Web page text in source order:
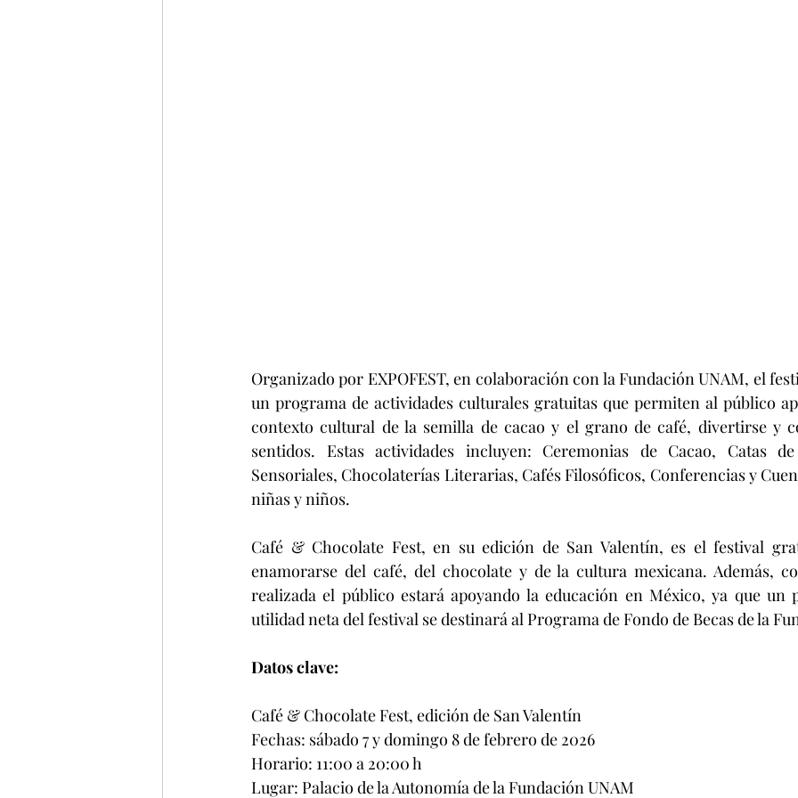
Organizado por EXPOFEST, en colaboración con la Fundación UNAM, el
un programa de actividades culturales gratuitas que permiten al público
contexto cultural de la semilla de cacao y el grano de café, divertirse y
sentidos. Estas actividades incluyen: Ceremonias de Cacao, Catas
Sensoriales, Chocolaterías Literarias, Cafés Filosóficos, Conferencias y
niñas y niños.
Café & Chocolate Fest, en su edición de San Valentín, es el festival
enamorarse del café, del chocolate y de la cultura mexicana. Además,
realizada el público estará apoyando la educación en México, ya que un
utilidad neta del festival se destinará al Programa de Fondo de Becas de la
Datos clave:
Café & Chocolate Fest, edición de San Valentín
Fechas: sábado 7 y domingo 8 de febrero de 2026
Horario: 11:00 a 20:00 h
Lugar: Palacio de la Autonomía de la Fundación UNAM